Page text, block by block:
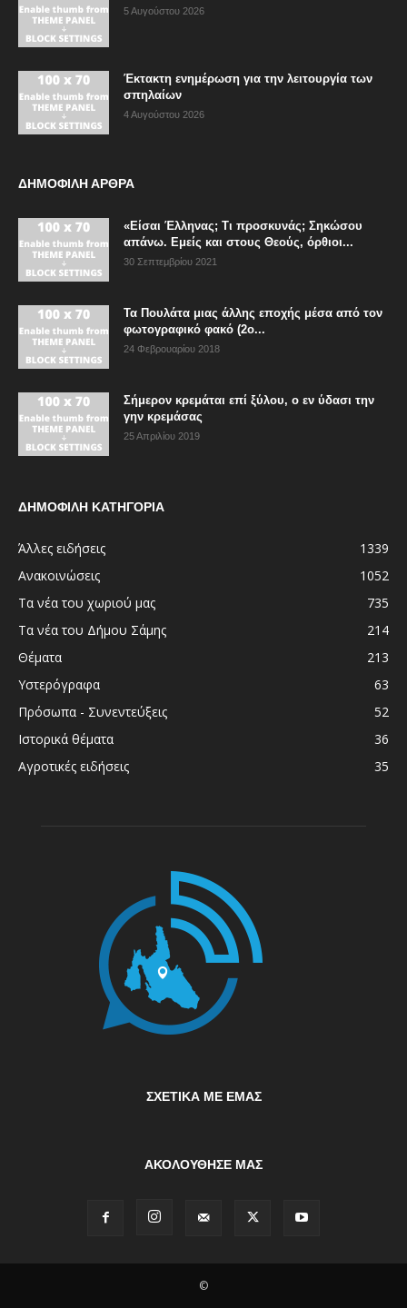
5 Αυγούστου 2026
Έκτακτη ενημέρωση για την λειτουργία των
σπηλαίων
4 Αυγούστου 2026
ΔΗΜΟΦΙΛΗ ΑΡΘΡΑ
«Είσαι Έλληνας; Τι προσκυνάς; Σηκώσου
απάνω. Εμείς και στους Θεούς, όρθιοι...
30 Σεπτεμβρίου 2021
Τα Πουλάτα μιας άλλης εποχής μέσα από τον
φωτογραφικό φακό (2ο...
24 Φεβρουαρίου 2018
Σήμερον κρεμάται επί ξύλου, ο εν ύδασι την
γην κρεμάσας
25 Απριλίου 2019
ΔΗΜΟΦΙΛΗ ΚΑΤΗΓΟΡΙΑ
Άλλες ειδήσεις
1339
Ανακοινώσεις
1052
Τα νέα του χωριού μας
735
Τα νέα του Δήμου Σάμης
214
Θέματα
213
Υστερόγραφα
63
Πρόσωπα - Συνεντεύξεις
52
Ιστορικά θέματα
36
Αγροτικές ειδήσεις
35
ΣΧΕΤΙΚΆ ΜΕ ΕΜΆΣ
ΑΚΟΛΟΥΘΗΣΕ ΜΑΣ
©